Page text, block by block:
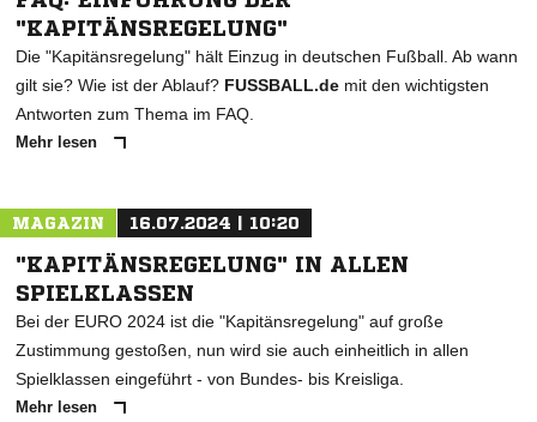
"KAPITÄNSREGELUNG"
Die "Kapitänsregelung" hält Einzug in deutschen Fußball. Ab wann
gilt sie? Wie ist der Ablauf? FUSSBALL.de mit den wichtigsten
Antworten zum Thema im FAQ.
Mehr lesen
MAGAZIN 16.07.2024 | 10:20
"KAPITÄNSREGELUNG" IN ALLEN
SPIELKLASSEN
Bei der EURO 2024 ist die "Kapitänsregelung" auf große
Zustimmung gestoßen, nun wird sie auch einheitlich in allen
Spielklassen eingeführt - von Bundes- bis Kreisliga.
Mehr lesen